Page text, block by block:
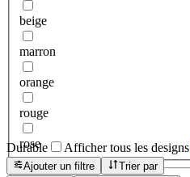
beige
marron
orange
rouge
rose
Durable Afficher tous les designs
Ajouter un filtre
Trier par